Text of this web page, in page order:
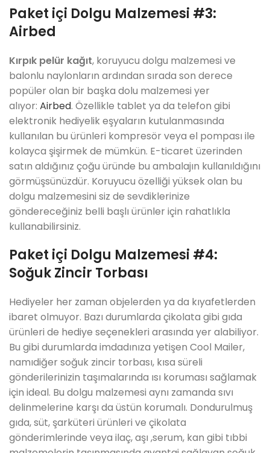
Paket içi Dolgu Malzemesi #3:
Airbed
Kırpık pelür kağıt, koruyucu dolgu malzemesi ve
balonlu naylonların ardından sırada son derece
popüler olan bir başka dolu malzemesi yer
alıyor: Airbed. Özellikle tablet ya da telefon gibi
elektronik hediyelik eşyaların kutulanmasında
kullanılan bu ürünleri kompresör veya el pompası ile
kolayca şişirmek de mümkün. E-ticaret üzerinden
satın aldığınız çoğu üründe bu ambalajın kullanıldığını
görmüşsünüzdür. Koruyucu özelliği yüksek olan bu
dolgu malzemesini siz de sevdiklerinize
göndereceğiniz belli başlı ürünler için rahatlıkla
kullanabilirsiniz.
Paket içi Dolgu Malzemesi #4:
Soğuk Zincir Torbası
Hediyeler her zaman objelerden ya da kıyafetlerden
ibaret olmuyor. Bazı durumlarda çikolata gibi gıda
ürünleri de hediye seçenekleri arasında yer alabiliyor.
Bu gibi durumlarda imdadınıza yetişen Cool Mailer,
namıdiğer soğuk zincir torbası, kısa süreli
gönderilerinizin taşımalarında ısı koruması sağlamak
için ideal. Bu dolgu malzemesi aynı zamanda sıvı
delinmelerine karşı da üstün korumalı. Dondurulmuş
gıda, süt, şarküteri ürünleri ve çikolata
gönderimlerinde veya ilaç, aşı ,serum, kan gibi tıbbi